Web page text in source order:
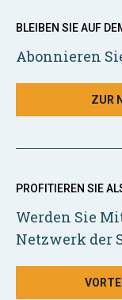
BLEIBEN SIE AUF
Abonnieren
ZUR
PROFITIEREN SIE
Werden Sie
Netzwerk der